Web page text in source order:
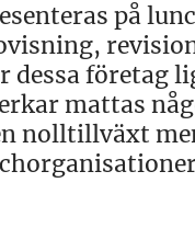
på
företag
mattas
nolltillväxt